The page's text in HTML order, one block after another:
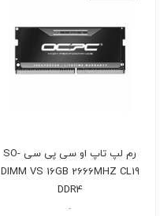
رم لپ تاپ او سی پی سی SO-
DIMM VS 16GB 2666MHZ CL19
DDR4
-